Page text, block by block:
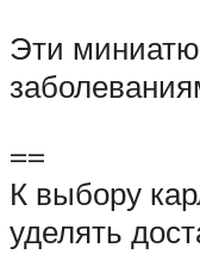
Эти
==
К выбору
уделять